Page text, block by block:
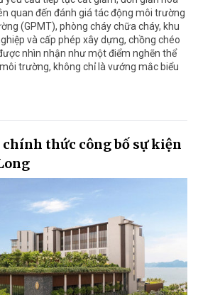
quan đến đánh giá tác động môi trường
(GPMT), phòng cháy chữa cháy, khu
và cấp phép xây dựng, chồng chéo
nhìn nhận như một điểm nghẽn thể
trường, không chỉ là vướng mắc biểu
chính thức công bố sự kiện